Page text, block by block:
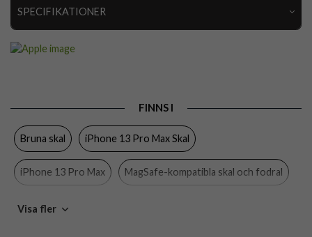
SPECIFIKATIONER
Färg
Äkta läder
Tillverkarens art nr
FINNS I
Bruna skal iPhone 13 Pro Max Skal
iPhone 13 Pro Max MagSafe-kompatibla skal och fodral
Apple
Visa fler